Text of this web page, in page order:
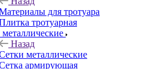
для тротуара
тротуарная
Назад
металлические
армирующая